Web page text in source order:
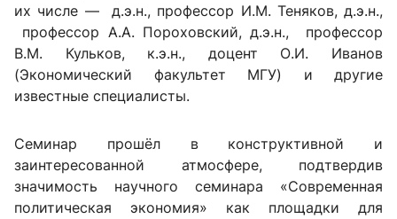
их числе — д.э.н., профессор И.М. Теняков, д.э.н.,
профессор А.А. Пороховский, д.э.н., профессор
В.М. Кульков, к.э.н., доцент О.И. Иванов
(Экономический факультет МГУ) и другие
известные специалисты.
Семинар прошёл в конструктивной и
заинтересованной атмосфере, подтвердив
значимость научного семинара «Современная
политическая экономия» как площадки для